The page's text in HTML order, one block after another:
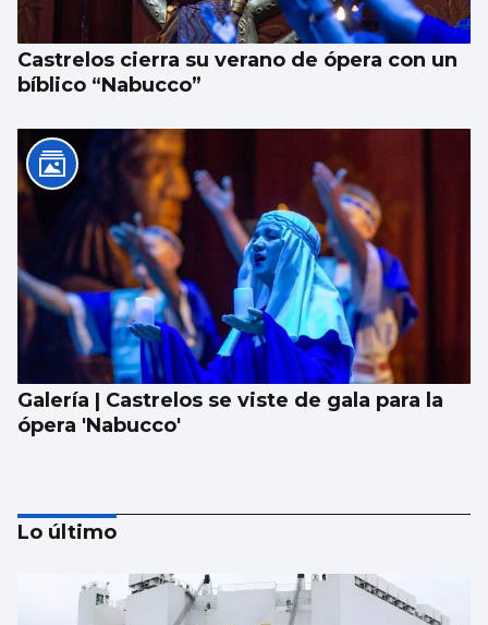
Castrelos cierra su verano de ópera con un
bíblico “Nabucco”
Galería | Castrelos se viste de gala para la
ópera 'Nabucco'
Lo último